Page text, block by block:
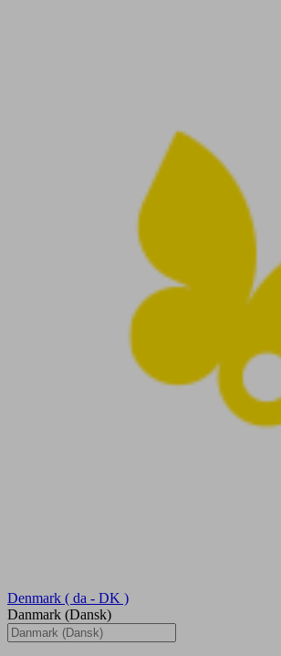
Denmark ( da - DK )
Danmark (Dansk)